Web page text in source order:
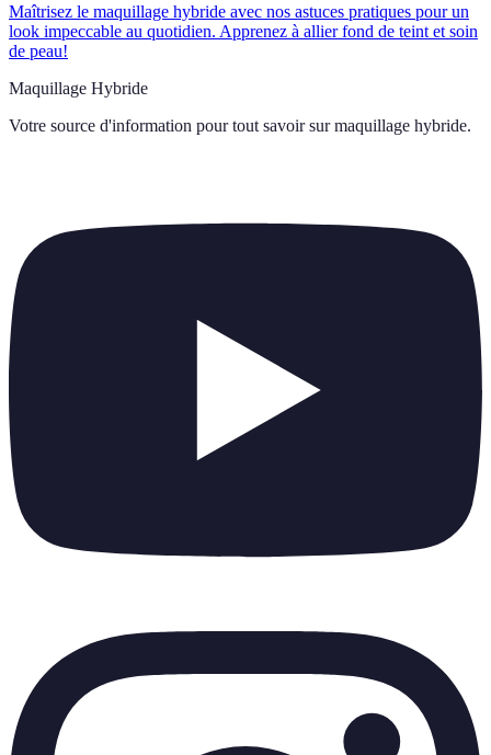
Maîtrisez le maquillage hybride avec nos astuces pratiques pour un
look impeccable au quotidien. Apprenez à allier fond de teint et soin
de peau!
Maquillage Hybride
Votre source d'information pour tout savoir sur maquillage hybride.